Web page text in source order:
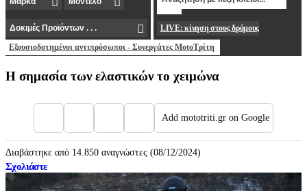
LIVE: κίνηση στους δρόμους
Εξουσιοδοτημένοι αντιπρόσωποι - Συνεργάτες MotoΤρίτη
Η σημασία των ελαστικών το χειμώνα
Add mototriti.gr on Google
Διαβάστηκε από 14.850 αναγνώστες (08/12/2024)
Σχολιάστε